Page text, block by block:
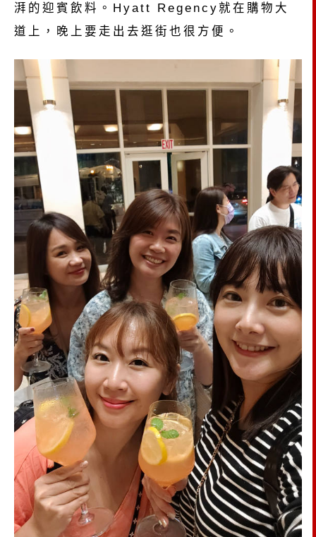
湃的迎賓飲料。Hyatt Regency就在購物大
道上，晚上要走出去逛街也很方便。